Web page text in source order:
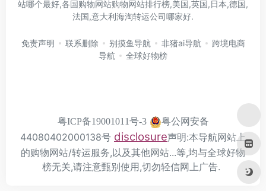
站哪个最好,各国购物网站购物网站排行榜,美国,英国,日本,德国,
法国,意大利海淘转运公司哪家好.
免责声明 联系删除 别摸鱼导航 非猪ai导航
跨境电商
导航
全球好物榜
粤ICP备19001011号-3
粤公网安备
44080402000138号 disclosure声明:本导航网站上
的购物网站/转运服务,以及其他网站...等,均与全球好物
榜无关,请注意甄别使用,切勿轻信网上广告.